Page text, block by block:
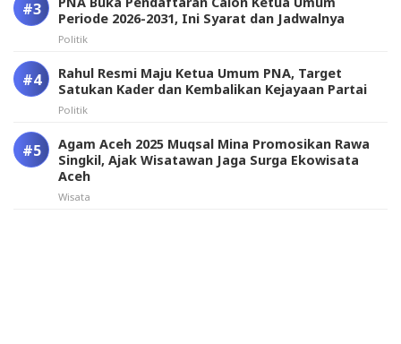
Periode 2026-2031, Ini Syarat dan Jadwalnya
Politik
Rahul Resmi Maju Ketua Umum PNA, Target
Satukan Kader dan Kembalikan Kejayaan Partai
Politik
Agam Aceh 2025 Muqsal Mina Promosikan Rawa
Singkil, Ajak Wisatawan Jaga Surga Ekowisata
Aceh
Wisata